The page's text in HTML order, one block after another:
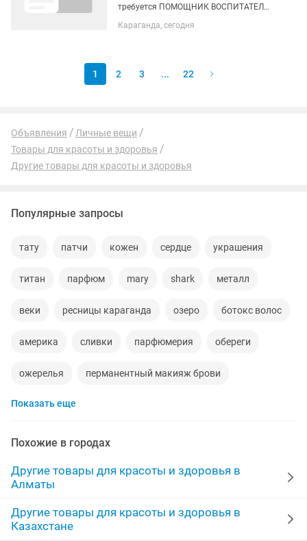
требуется ПОМОЩНИК ВОСПИТАТЕЛЯ.
одевании детей, помощь детям при
посуды после...
Караганда, сегодня
1 2 3 ... 22
Объявления
Личные вещи
Товары для красоты и здоровья
Другие товары для красоты и здоровья
Популярные запросы
тату патчи кожен сердце украшения
титан парфюм mary shark металл
веки ресницы караганда озеро ботокс волос
америка сливки парфюмерия обереги
ожерелья перманентный макияж брови
изготовление мягкой
Показать еще
Похожие в городах
Другие товары для красоты и здоровья в
Алматы
Другие товары для красоты и здоровья в
Казахстане